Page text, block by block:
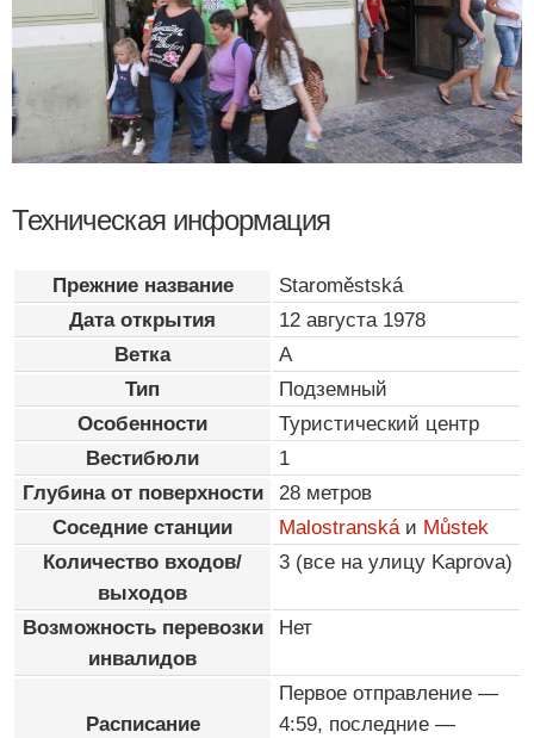
Техническая информация
Прежние название
Staroměstská
Дата открытия
12 августа 1978
Ветка
A
Тип
Подземный
Особенности
Туристический центр
Вестибюли
1
Глубина от поверхности
28 метров
Соседние станции
Malostranskáи Můstek
Количество входов/
выходов
3 (все на улицу Kaprova)
Возможность перевозки
инвалидов
Нет
Расписание
Первое отправление —
4:59, последние —